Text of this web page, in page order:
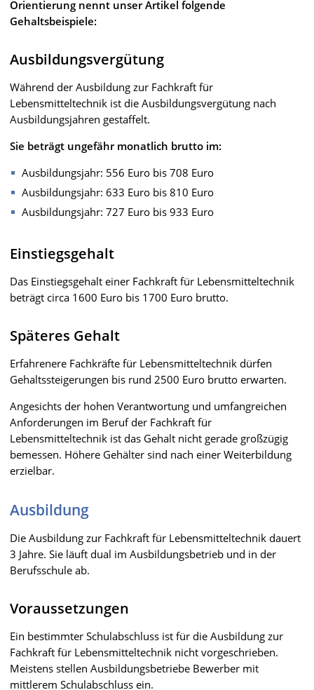
Orientierung nennt unser Artikel folgende
Gehaltsbeispiele:
Ausbildungsvergütung
Während der Ausbildung zur Fachkraft für
Lebensmitteltechnik ist die Ausbildungsvergütung nach
Ausbildungsjahren gestaffelt.
Sie beträgt ungefähr monatlich brutto im:
Ausbildungsjahr: 556 Euro bis 708 Euro
Ausbildungsjahr: 633 Euro bis 810 Euro
Ausbildungsjahr: 727 Euro bis 933 Euro
Einstiegsgehalt
Das Einstiegsgehalt einer Fachkraft für Lebensmitteltechnik
beträgt circa 1600 Euro bis 1700 Euro brutto.
Späteres Gehalt
Erfahrenere Fachkräfte für Lebensmitteltechnik dürfen
Gehaltssteigerungen bis rund 2500 Euro brutto erwarten.
Angesichts der hohen Verantwortung und umfangreichen
Anforderungen im Beruf der Fachkraft für
Lebensmitteltechnik ist das Gehalt nicht gerade großzügig
bemessen. Höhere Gehälter sind nach einer Weiterbildung
erzielbar.
Ausbildung
Die Ausbildung zur Fachkraft für Lebensmitteltechnik dauert
3 Jahre. Sie läuft dual im Ausbildungsbetrieb und in der
Berufsschule ab.
Voraussetzungen
Ein bestimmter Schulabschluss ist für die Ausbildung zur
Fachkraft für Lebensmitteltechnik nicht vorgeschrieben.
Meistens stellen Ausbildungsbetriebe Bewerber mit
mittlerem Schulabschluss ein.